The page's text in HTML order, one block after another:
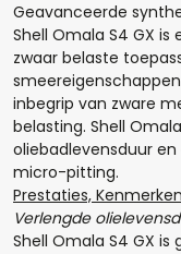
Geavanceerde
Shell Omala S4 GX
zwaar belaste
inbegrip van zware
belasting. Shell
oliebadlevensduur
micro-pitting.
Prestaties,
Verlengde
Shell Omala S4 GX
Hoeveel liter*: